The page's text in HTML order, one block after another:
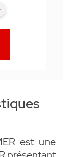
est une